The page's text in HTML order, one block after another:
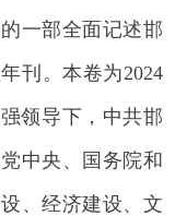
一部全面记述邯
刊。本卷为2024
领导下，中共邯
中央、国务院和
、经济建设、文